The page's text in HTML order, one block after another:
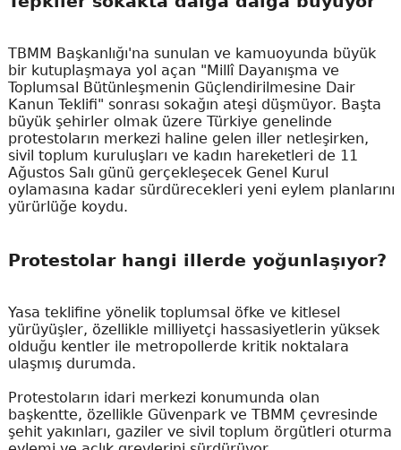
TBMM Başkanlığı'na sunulan ve kamuoyunda büyük
bir kutuplaşmaya yol açan "Millî Dayanışma ve
Toplumsal Bütünleşmenin Güçlendirilmesine Dair
Kanun Teklifi" sonrası sokağın ateşi düşmüyor. Başta
büyük şehirler olmak üzere Türkiye genelinde
protestoların merkezi haline gelen iller netleşirken,
sivil toplum kuruluşları ve kadın hareketleri de 11
Ağustos Salı günü gerçekleşecek Genel Kurul
oylamasına kadar sürdürecekleri yeni eylem planlarını
yürürlüğe koydu.
Protestolar hangi illerde yoğunlaşıyor?
Yasa teklifine yönelik toplumsal öfke ve kitlesel
yürüyüşler, özellikle milliyetçi hassasiyetlerin yüksek
olduğu kentler ile metropollerde kritik noktalara
ulaşmış durumda.
Protestoların idari merkezi konumunda olan
başkentte, özellikle Güvenpark ve TBMM çevresinde
şehit yakınları, gaziler ve sivil toplum örgütleri oturma